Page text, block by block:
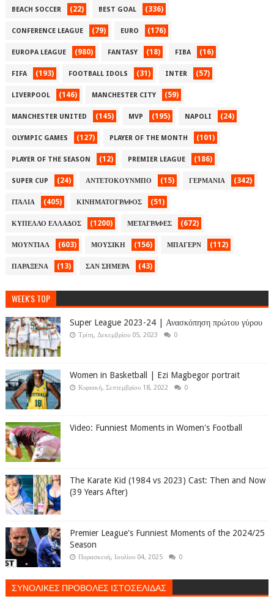
BEACH SOCCER (22) BEST GOAL (336)
CONFERENCE LEAGUE (79) EURO (176)
EUROPA LEAGUE (980) FANTASY (18) FIBA (16)
FIFA (193) FOOTBALL IDOLS (31) INTER (57)
LIVERPOOL (146) MANCHESTER CITY (59)
MANCHESTER UNITED (145) MVP (195) NAPOLI (24)
OLYMPIC GAMES (127) PLAYER OF THE MONTH (101)
PLAYER OF THE SEASON (12) PREMIER LEAGUE (186)
SUPER CUP (24) ΑΝΤΕΤΟΚΟΥΝΜΠΟ (15) ΓΕΡΜΑΝΙΑ (342)
ΙΤΑΛΙΑ (405) ΚΙΝΗΜΑΤΟΓΡΑΦΟΣ (51)
ΚΥΠΕΛΛΟ ΕΛΛΑΔΟΣ (1200) ΜΕΤΑΓΡΑΦΕΣ (672)
ΜΟΥΝΤΙΑΛ (603) ΜΟΥΣΙΚΗ (156) ΜΠΑΓΕΡΝ (112)
ΠΑΡΑΞΕΝΑ (13) ΣΑΝ ΣΗΜΕΡΑ (43)
WEEK'S TOP
Super League 2023-24 | Ανασκόπηση πρώτου γύρου
Τρίτη, Δεκεμβρίου 05, 2023 0
Women in Basketball | Ezi Magbegor portrait
Κυριακή, Σεπτεμβρίου 18, 2022 0
Video: Funniest Moments in Women's Football
The Karate Kid (1984 vs 2023) Cast: Then and Now
(39 Years After)
Premier League's Funniest Moments of the 2024/25
Season
Παρασκευή, Ιουλίου 04, 2025 0
ΣΥΝΟΛΙΚΕΣ ΠΡΟΒΟΛΕΣ ΙΣΤΟΣΕΛΙΔΑΣ